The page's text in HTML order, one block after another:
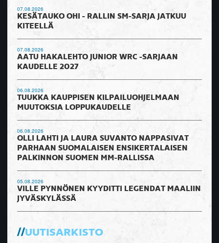
07.08.2026
KESÄTAUKO OHI - RALLIN SM-SARJA JATKUU
KITEELLÄ
07.08.2026
AATU HAKALEHTO JUNIOR WRC -SARJAAN
KAUDELLE 2027
06.08.2026
TUUKKA KAUPPISEN KILPAILUOHJELMAAN
MUUTOKSIA LOPPUKAUDELLE
06.08.2026
OLLI LAHTI JA LAURA SUVANTO NAPPASIVAT
PARHAAN SUOMALAISEN ENSIKERTALAISEN
PALKINNON SUOMEN MM-RALLISSA
05.08.2026
VILLE PYNNÖNEN KYYDITTI LEGENDAT MAALIIN
JYVÄSKYLÄSSÄ
UUTISARKISTO